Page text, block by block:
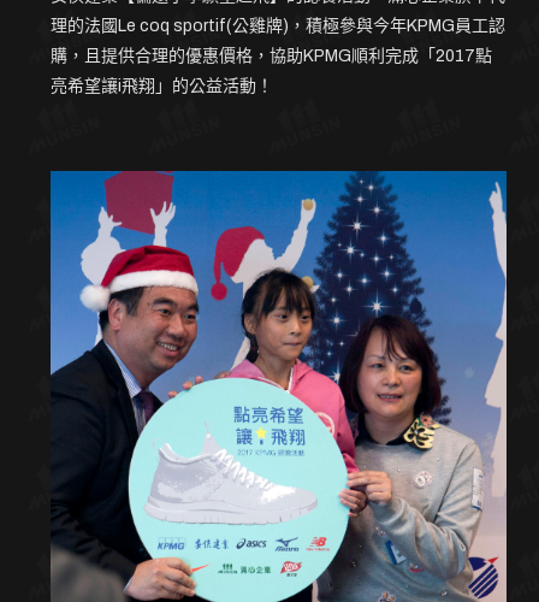
理的法國Le coq sportif(公雞牌)，積極參與今年KPMG員工認
購，且提供合理的優惠價格，協助KPMG順利完成「2017點
亮希望讓i飛翔」的公益活動！